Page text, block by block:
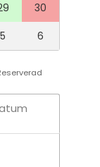
30
5 6